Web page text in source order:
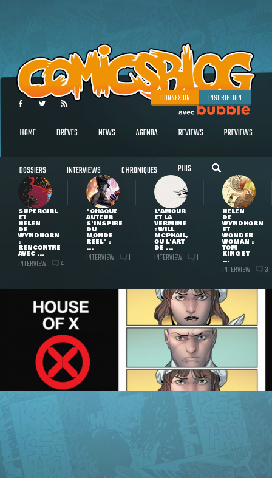
CONNEXION INSCRIPTION
HOME BRÈVES NEWS AGENDA REVIEWS PREVIEWS
DOSSIERS INTERVIEWS CHRONIQUES PLUS
SUPERGIRL
ET
HELEN
DE
WYNDHORN
:
RENCONTRE
AVEC ...
INTERVIEW 4
"CHAQUE
AUTEUR
S'INSPIRE
DU
MONDE
RÉEL" :
...
INTERVIEW 1
L'AMOUR
ET LA
VERMINE
: WILL
MCPHAIL,
OU L'ART
DE ...
INTERVIEW 1
HELEN
DE
WYNDHORN
ET
WONDER
WOMAN :
TOM
KING ET
...
INTERVIEW 3